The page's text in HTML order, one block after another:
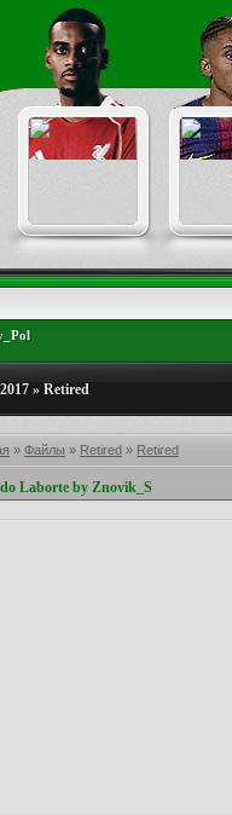
» Retired
» Файлы » Retired » Retired
Laborte by Znovik_S